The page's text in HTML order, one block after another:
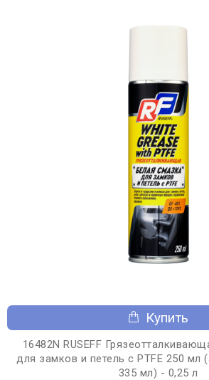
Купить
16482N RUSEFF
для замков и петель с PTFE 250 мл
335 мл) - 0,25 л